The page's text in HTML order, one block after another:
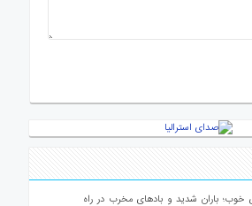
خوب؛ باران شدید و بادهای مخرب در راه